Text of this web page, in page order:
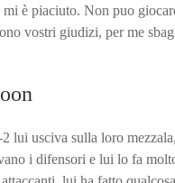
mi è piaciuto. Non puo
vostri giudizi, per me
lui usciva sulla loro
i difensori e lui lo fa